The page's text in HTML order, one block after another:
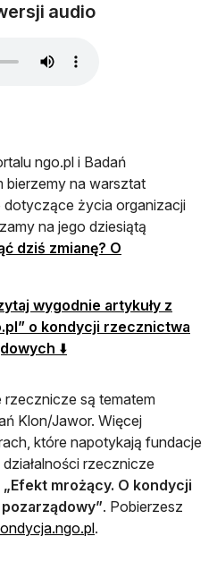
audio
ngo.pl i Badań
bierzemy na warsztat
dotyczące życia organizacji
na jego dziesiątą
dziś zmianę? O
wygodnie artykuły z
o kondycji rzecznictwa
⬇️otwiera się w nowej
są tematem
Klon/Jawor. Więcej
które napotykają fundacje
rzecznicze
mrożący. O kondycji
. Pobierzesz
otwiera się w
.